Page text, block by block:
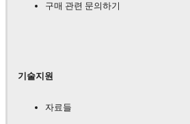
구매 관련 문의하기
기술지원
자료들